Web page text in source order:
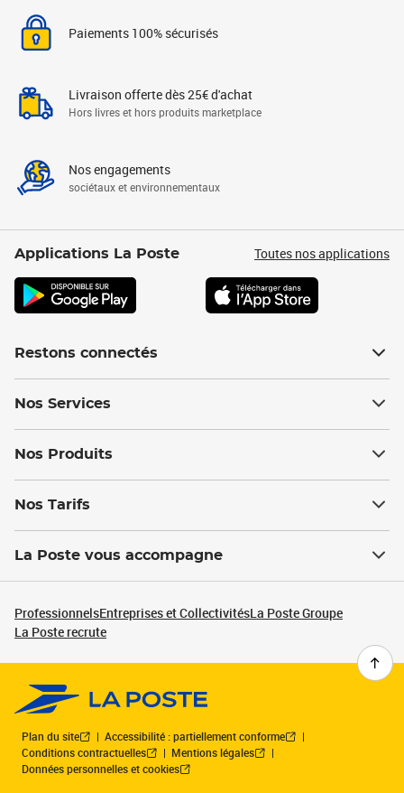
Paiements 100% sécurisés
Livraison offerte dès 25€ d'achat
Hors livres et hors produits marketplace
Nos engagements
sociétaux et environnementaux
Applications La Poste Toutes nos applications
Restons connectés
Nos Services
Nos Produits
Nos Tarifs
La Poste vous accompagne
ProfessionnelsEntreprises et CollectivitésLa Poste Groupe
La Poste recrute
Plan du site
Accessibilité : partiellement conforme
Conditions contractuelles
Mentions légales
Données personnelles et cookies